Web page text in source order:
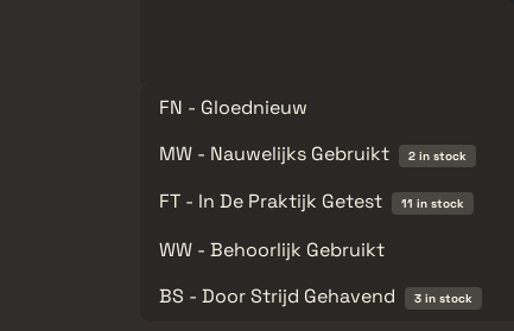
FN - Gloednieuw
MW - Nauwelijks Gebruikt
2 in stock
FT - In De Praktijk Getest
11 in stock
WW - Behoorlijk Gebruikt
BS - Door Strijd Gehavend
3 in stock